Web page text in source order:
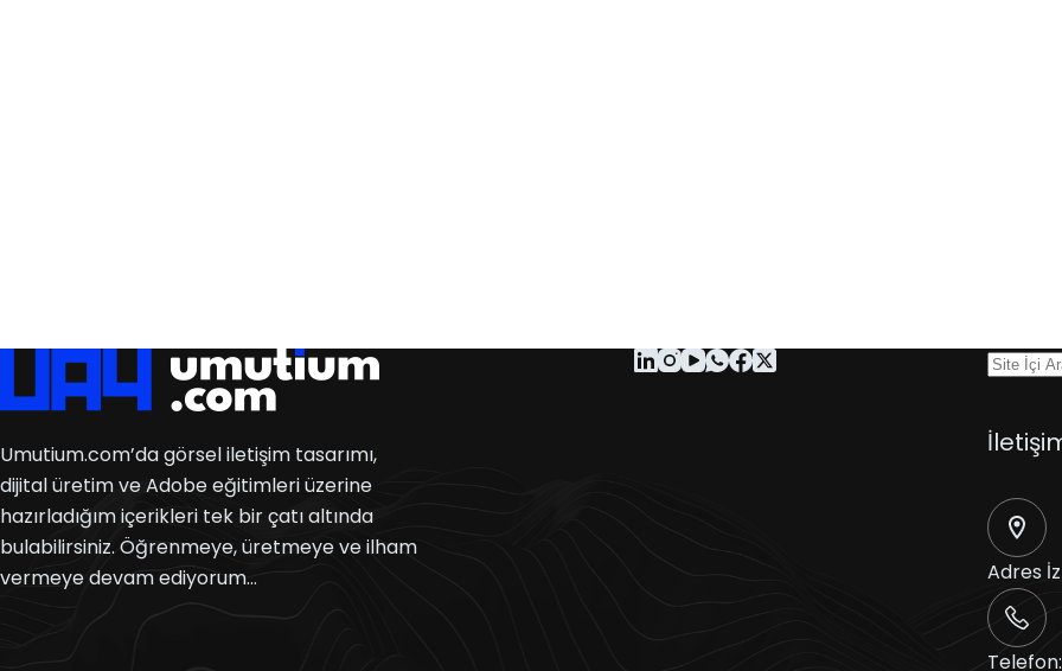
Umutium.com’da görsel iletişim tasarımı,
dijital üretim ve Adobe eğitimleri üzerine
hazırladığım içerikleri tek bir çatı altında
bulabilirsiniz. Öğrenmeye, üretmeye ve ilham
vermeye devam ediyorum…
Adres